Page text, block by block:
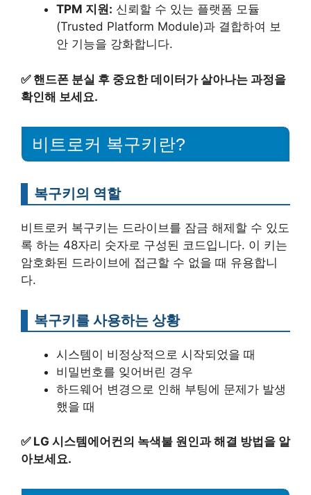
TPM 지원: 신뢰할 수 있는 플랫폼 모듈
(Trusted Platform Module)과 결합하여 보
안 기능을 강화합니다.
✅ 핸드폰 분실 후 중요한 데이터가 살아나는 과정을
확인해 보세요.
비트로커 복구키란?
복구키의 역할
비트로커 복구키는 드라이브를 잠금 해제할 수 있도
록 하는 48자리 숫자로 구성된 코드입니다. 이 키는
암호화된 드라이브에 접근할 수 없을 때 유용합니
다.
복구키를 사용하는 상황
시스템이 비정상적으로 시작되었을 때
비밀번호를 잊어버린 경우
하드웨어 변경으로 인해 부팅에 문제가 발생
했을 때
✅ LG 시스템에어컨의 녹색불 원인과 해결 방법을 알
아보세요.